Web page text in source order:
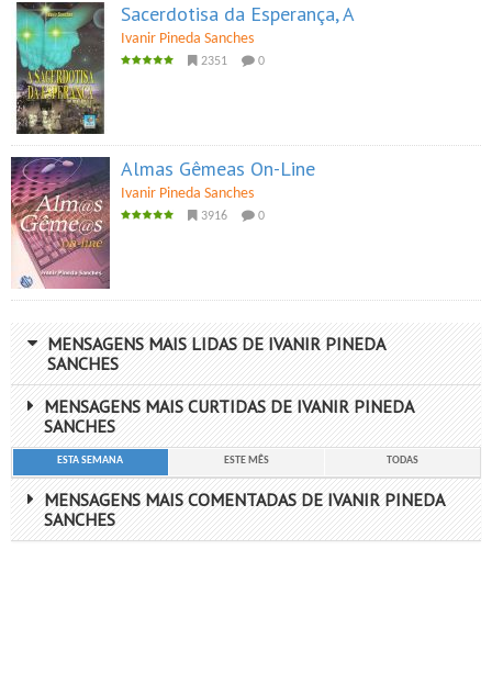
Sacerdotisa da Esperança, A
Ivanir Pineda Sanches
2351 0
Almas Gêmeas On-Line
Ivanir Pineda Sanches
3916 0
MENSAGENS MAIS LIDAS DE IVANIR PINEDA
SANCHES
MENSAGENS MAIS CURTIDAS DE IVANIR PINEDA
SANCHES
ESTA SEMANA ESTE MÊS TODAS
MENSAGENS MAIS COMENTADAS DE IVANIR PINEDA
SANCHES